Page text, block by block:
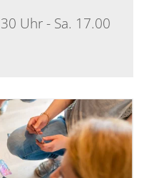
Uhr - Sa. 17.00